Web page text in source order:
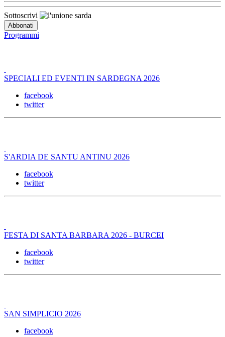
Sottoscrivi
Programmi
SPECIALI ED EVENTI IN SARDEGNA 2026
facebook
twitter
S'ARDIA DE SANTU ANTINU 2026
facebook
twitter
FESTA DI SANTA BARBARA 2026 - BURCEI
facebook
twitter
SAN SIMPLICIO 2026
facebook